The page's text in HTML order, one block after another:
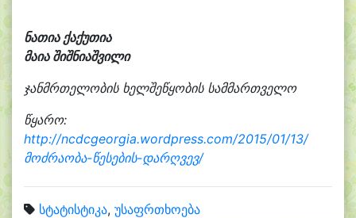
ნათია ქაქუთია
მაია შიშნიაშვილი
ჯანმრთელობის ხელშეწყობის სამმართველო
წყარო:
http://ncdcgeorgia.wordpress.com/2015/01/13/
მოძრაობა-წესების-დარღვევ/
სტატისტიკა, უსაფრთხოება